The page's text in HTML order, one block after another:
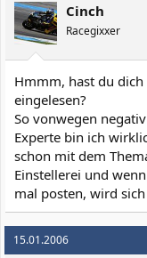
Cinch
Racegixxer
Hmmm, hast du
eingelesen?
So vonwegen
Experte bin ich
schon mit dem
Einstellerei und
mal posten, wird
15.01.2006